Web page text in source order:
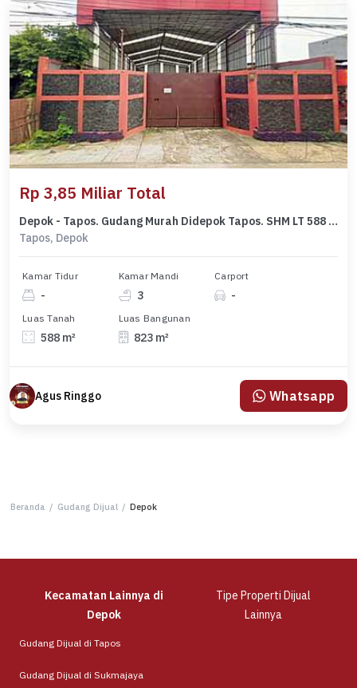
Rp 3,85 Miliar Total
Depok - Tapos. Gudang Murah Didepok Tapos. SHM LT 588 M2.dijalan Raya Tapos. Depok. Jawa Barta
Tapos, Depok
Kamar Tidur
-
Kamar Mandi
3
Carport
-
Luas Tanah
588 m²
Luas Bangunan
823 m²
Agus Ringgo Whatsapp
Beranda / Gudang Dijual / Depok
Kecamatan Lainnya di
Depok
Tipe Properti Dijual
Lainnya
Gudang Dijual di Tapos
Gudang Dijual di Sukmajaya